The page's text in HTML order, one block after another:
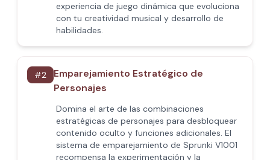
experiencia de juego dinámica que evoluciona
con tu creatividad musical y desarrollo de
habilidades.
#2
Emparejamiento Estratégico de
Personajes
Domina el arte de las combinaciones
estratégicas de personajes para desbloquear
contenido oculto y funciones adicionales. El
sistema de emparejamiento de Sprunki V1001
recompensa la experimentación y la